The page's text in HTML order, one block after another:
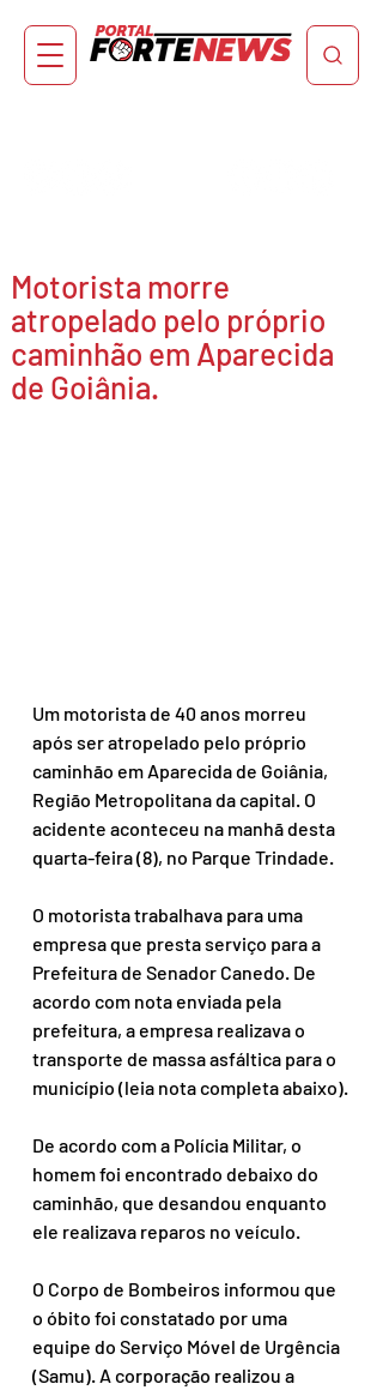
Motorista morre
atropelado pelo próprio
caminhão em Aparecida
de Goiânia.
Um motorista de 40 anos morreu
após ser atropelado pelo próprio
caminhão em Aparecida de Goiânia,
Região Metropolitana da capital. O
acidente aconteceu na manhã desta
quarta-feira (8), no Parque Trindade.
O motorista trabalhava para uma
empresa que presta serviço para a
Prefeitura de Senador Canedo. De
acordo com nota enviada pela
prefeitura, a empresa realizava o
transporte de massa asfáltica para o
município (leia nota completa abaixo).
De acordo com a Polícia Militar, o
homem foi encontrado debaixo do
caminhão, que desandou enquanto
ele realizava reparos no veículo.
O Corpo de Bombeiros informou que
o óbito foi constatado por uma
equipe do Serviço Móvel de Urgência
(Samu). A corporação realizou a